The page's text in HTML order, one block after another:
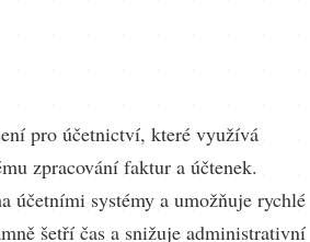
pro účetnictví, které využívá
zpracování faktur a účtenek.
účetními systémy a umožňuje rychlé
šetří čas a snižuje administrativní